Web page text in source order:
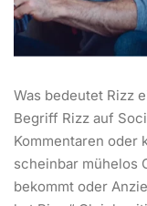
Was bedeutet Rizz
Begriff Rizz auf
Kommentaren oder
scheinbar mühelos
bekommt oder